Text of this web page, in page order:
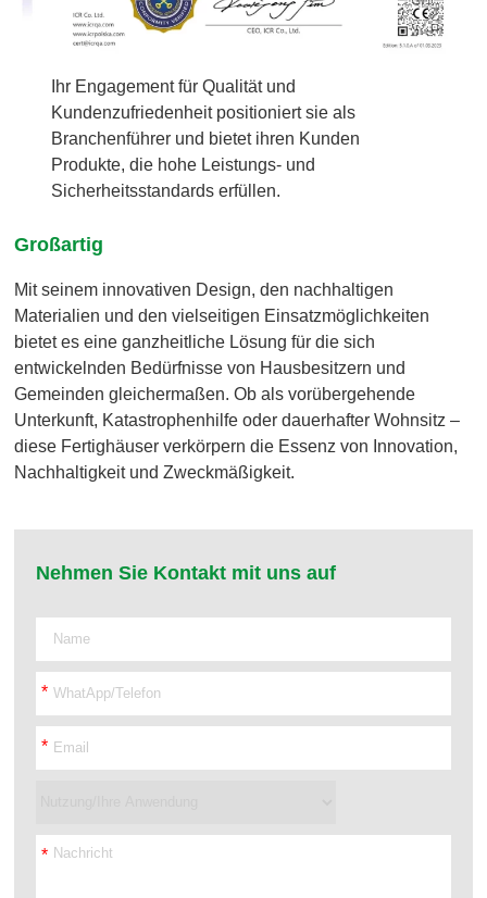
Ihr Engagement für Qualität und
Kundenzufriedenheit positioniert sie als
Branchenführer und bietet ihren Kunden
Produkte, die hohe Leistungs- und
Sicherheitsstandards erfüllen.
Großartig
Mit seinem innovativen Design, den nachhaltigen
Materialien und den vielseitigen Einsatzmöglichkeiten
bietet es eine ganzheitliche Lösung für die sich
entwickelnden Bedürfnisse von Hausbesitzern und
Gemeinden gleichermaßen. Ob als vorübergehende
Unterkunft, Katastrophenhilfe oder dauerhafter Wohnsitz –
diese Fertighäuser verkörpern die Essenz von Innovation,
Nachhaltigkeit und Zweckmäßigkeit.
Nehmen Sie Kontakt mit uns auf
*
*
*